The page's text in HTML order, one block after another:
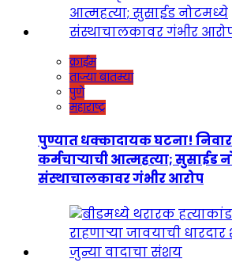
क्राईम
ताज्या बातम्या
पुणे
महाराष्ट्र
पुण्यात धक्कादायक घटना!
कर्मचाऱ्याची आत्महत्या; सुसाईड
संस्थाचालकावर गंभीर आरोप